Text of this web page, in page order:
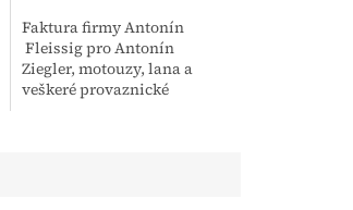
Faktura firmy Antonín
Fleissig pro Antonín
Ziegler, motouzy, lana a
veškeré provaznické